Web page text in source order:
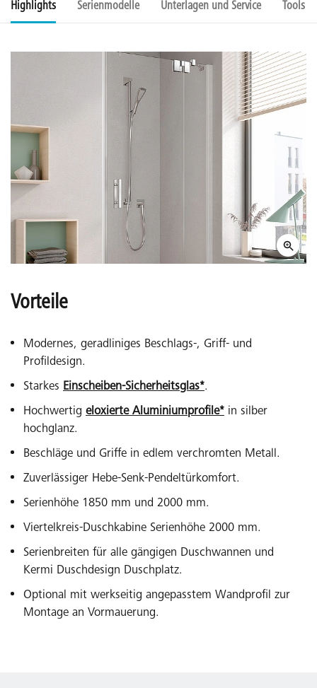
Highlights Serienmodelle Unterlagen und Service Tools
Vorteile
Modernes, geradliniges Beschlags-, Griff- und
Profildesign.
Starkes Einscheiben-Sicherheitsglas*.
Hochwertig eloxierte Aluminiumprofile* in silber
hochglanz.
Beschläge und Griffe in edlem verchromten Metall.
Zuverlässiger Hebe-Senk-Pendeltürkomfort.
Serienhöhe 1850 mm und 2000 mm.
Viertelkreis-Duschkabine Serienhöhe 2000 mm.
Serienbreiten für alle gängigen Duschwannen und
Kermi Duschdesign Duschplatz.
Optional mit werkseitig angepasstem Wandprofil zur
Montage an Vormauerung.